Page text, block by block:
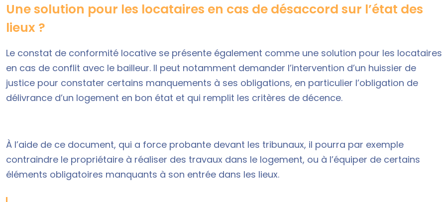
Une solution pour les locataires en cas de désaccord sur l’état des
lieux ?
Le constat de conformité locative se présente également comme une solution pour les locataires
en cas de conflit avec le bailleur. Il peut notamment demander l’intervention d’un huissier de
justice pour constater certains manquements à ses obligations, en particulier l’obligation de
délivrance d’un logement en bon état et qui remplit les critères de décence.
À l’aide de ce document, qui a force probante devant les tribunaux, il pourra par exemple
contraindre le propriétaire à réaliser des travaux dans le logement, ou à l’équiper de certains
éléments obligatoires manquants à son entrée dans les lieux.